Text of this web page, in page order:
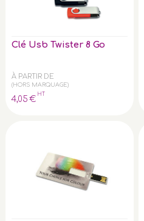
Clé Usb Twister 8 Go
À PARTIR DE
(HORS MARQUAGE)
4,05 €
HT